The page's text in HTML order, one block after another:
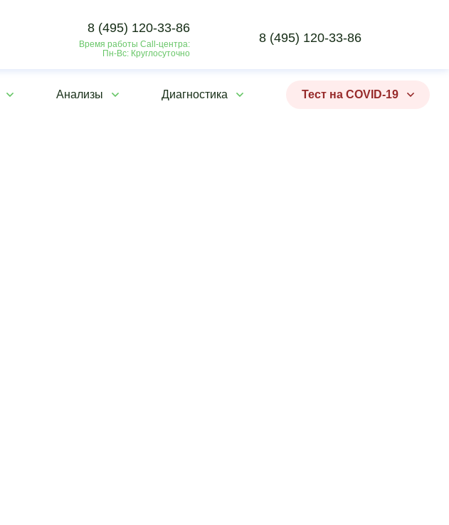
8 (495) 120-33-86
Время работы Call-центра:
Пн-Вс: Круглосуточно
8 (495) 120-33-86
Анализы Диагностика Тест на COVID-19